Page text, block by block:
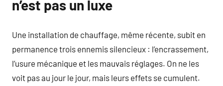
n’est pas un luxe
Une installation de chauffage, même récente, subit en
permanence trois ennemis silencieux : l’encrassement,
l’usure mécanique et les mauvais réglages. On ne les
voit pas au jour le jour, mais leurs effets se cumulent.